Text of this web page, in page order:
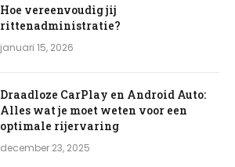
Hoe vereenvoudig jij
rittenadministratie?
januari 15, 2026
Draadloze CarPlay en Android Auto:
Alles wat je moet weten voor een
optimale rijervaring
december 23, 2025